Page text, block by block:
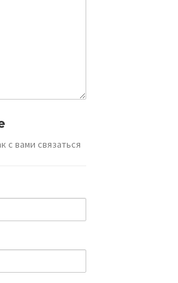
с вами связаться